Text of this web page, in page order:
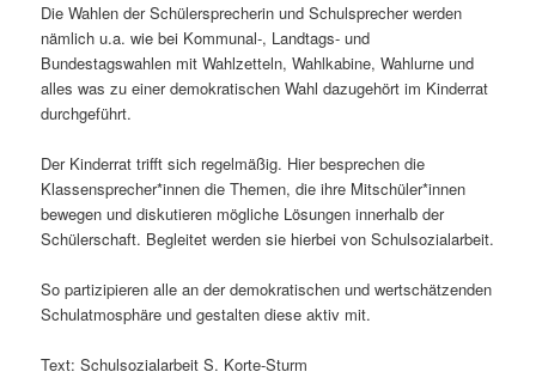
Die Wahlen der Schülersprecherin und Schulsprecher werden
nämlich u.a. wie bei Kommunal-, Landtags- und
Bundestagswahlen mit Wahlzetteln, Wahlkabine, Wahlurne und
alles was zu einer demokratischen Wahl dazugehört im Kinderrat
durchgeführt.
Der Kinderrat trifft sich regelmäßig. Hier besprechen die
Klassensprecher*innen die Themen, die ihre Mitschüler*innen
bewegen und diskutieren mögliche Lösungen innerhalb der
Schülerschaft. Begleitet werden sie hierbei von Schulsozialarbeit.
So partizipieren alle an der demokratischen und wertschätzenden
Schulatmosphäre und gestalten diese aktiv mit.
Text: Schulsozialarbeit S. Korte-Sturm